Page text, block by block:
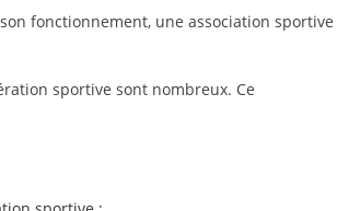
fonctionnement, une association sportive
sportive sont nombreux. Ce